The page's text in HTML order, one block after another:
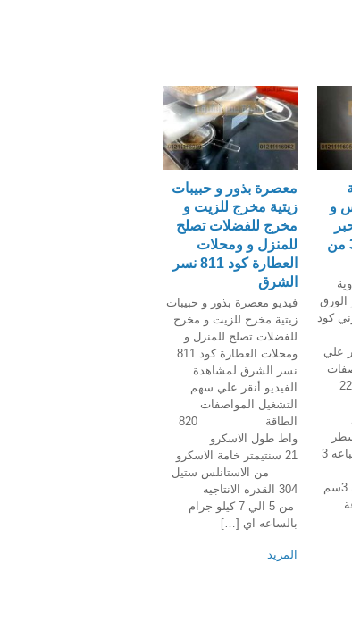
معصرة بذور و حبيبات
زيتية مخرج للزيت و
مخرج للفضلات تصلح
للمنزل و ومحلات
العطارة كود 811 نسر
الشرق
فيديو معصرة بذور و حبيبات
زيتية مخرج للزيت و مخرج
للفضلات تصلح للمنزل و
ومحلات العطارة كود 811
نسر الشرق لمشاهدة
الفيديو أنقر علي سهم
التشغيل المواصفات
الطاقة 820
واط طول الاسكرو
21 سنتيمتر خامة الاسكرو
من الاستانلس ستيل
304 القدره الانتاجيه
من 5 الي 7 كيلو جرام
بالساعه اي […]
المزيد
و
الكربوني كود 321 من
الورق
كود
علي
220
45 حرف مساحة الطباعه 3
شريط الطباعه 3سم